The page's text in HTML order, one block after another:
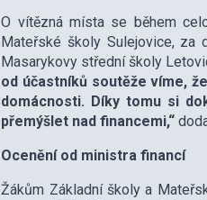
O vítězná místa se během
Mateřské školy Sulejovice,
Masarykovy střední školy
od účastníků soutěže víme,
domácnosti. Díky tomu si
přemýšlet nad financemi,“
Ocenění od ministra financí
Žákům Základní školy a